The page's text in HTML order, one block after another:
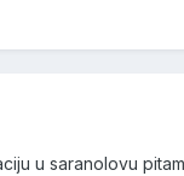
u saranolovu